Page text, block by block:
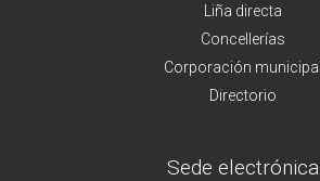
Liña directa
Concellerías
Corporación municipal
Directorio
Sede electrónica